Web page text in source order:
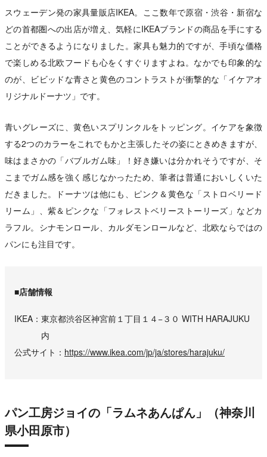
スウェーデン発の家具量販店IKEA。ここ数年で原宿・渋谷・新宿な
どの首都圏への出店が増え、気軽にIKEAブランドの商品を手にする
ことができるようになりました。家具も魅力的ですが、手頃な価格
で楽しめる北欧フードも心をくすぐりますよね。なかでも印象的な
のが、ビビッドな青さと黄色のコントラストが衝撃的な「イケアオ
リジナルドーナツ」です。
青いグレーズに、黄色いスプリンクルをトッピング。イケアを象徴
する2つのカラーをこれでもかと主張したその姿にときめきますが、
味はまさかの「バブルガム味」！好き嫌いは分かれそうですが、そ
こまでガム感を強く感じなかったため、筆者は普通においしくいた
だきました。ドーナツは他にも、ピンク＆黄色な「ストロベリード
リーム」、紫＆ピンクな「フォレストベリーストーリーズ」などカ
ラフル。シナモンロール、カルダモンロールなど、北欧ならではの
パンにも注目です。
■店舗情報
IKEA
東京都渋谷区神宮前１丁目１４−３０ WITH HARAJUKU
内
公式サイト
https://www.ikea.com/jp/ja/stores/harajuku/
パン工房ジョイの「ラムネあんぱん」（神奈川
県小田原市）